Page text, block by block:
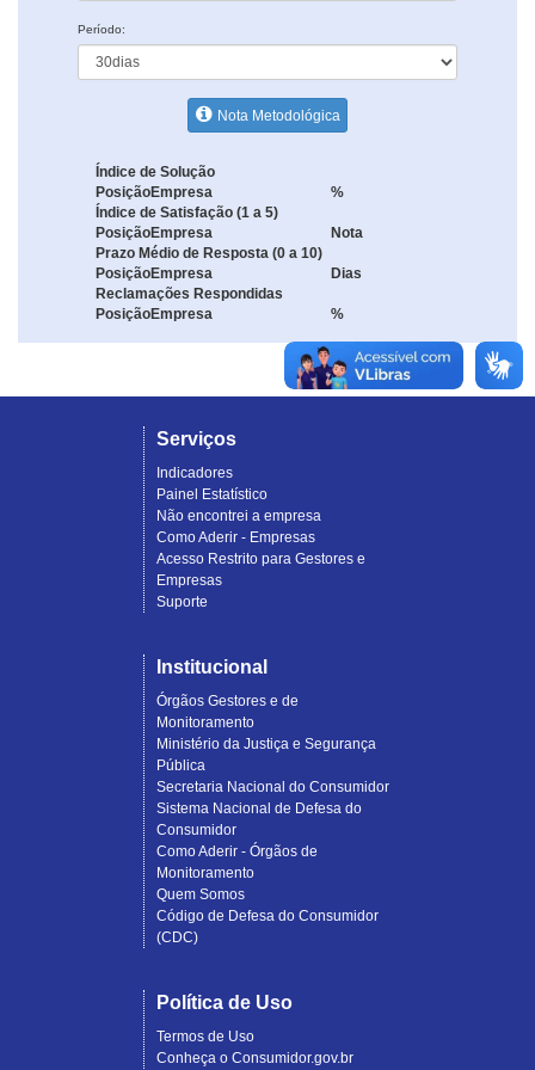
Período:
Nota Metodológica
Índice de Solução
PosiçãoEmpresa
%
Índice de Satisfação (1 a 5)
PosiçãoEmpresa
Nota
Prazo Médio de Resposta (0 a 10)
PosiçãoEmpresa
Dias
Reclamações Respondidas
PosiçãoEmpresa %
Serviços
Indicadores
Painel Estatístico
Não encontrei a empresa
Como Aderir - Empresas
Acesso Restrito para Gestores e
Empresas
Suporte
Institucional
Órgãos Gestores e de
Monitoramento
Ministério da Justiça e Segurança
Pública
Secretaria Nacional do Consumidor
Sistema Nacional de Defesa do
Consumidor
Como Aderir - Órgãos de
Monitoramento
Quem Somos
Código de Defesa do Consumidor
(CDC)
Política de Uso
Termos de Uso
Conheça o Consumidor.gov.br